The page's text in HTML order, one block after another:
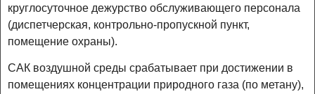
круглосуточное дежурство обслуживающего персонала
(диспетчерская, контрольно-пропускной пункт,
помещение охраны).
САК воздушной среды срабатывает при достижении в
помещениях концентрации природного газа (по метану),